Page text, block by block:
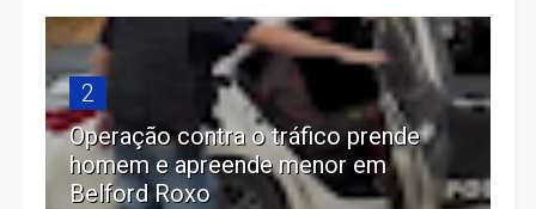
2
Operação contra o tráfico prende
homem e apreende menor em
Belford Roxo